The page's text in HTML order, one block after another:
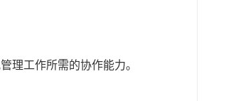
理工作所需的协作能力。